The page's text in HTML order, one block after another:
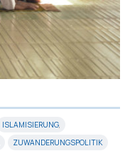
ISLAMISIERUNG,
ZUWANDERUNGSPOLITIK